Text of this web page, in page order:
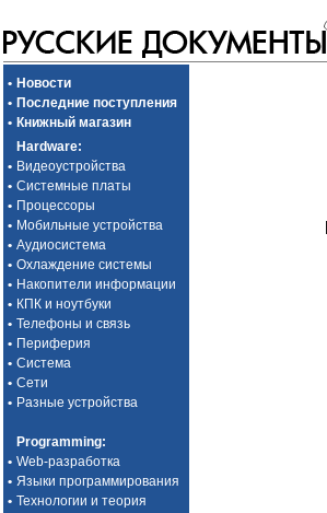
• Новости
• Последние поступления
• Книжный магазин
Hardware:
• Видеоустройства
• Системные платы
• Процессоры
• Мобильные устройства
• Аудиосистема
• Охлаждение системы
• Накопители информации
• КПК и ноутбуки
• Телефоны и связь
• Периферия
• Система
• Сети
• Разные устройства
Programming:
• Web-разработка
• Языки программирования
• Технологии и теория